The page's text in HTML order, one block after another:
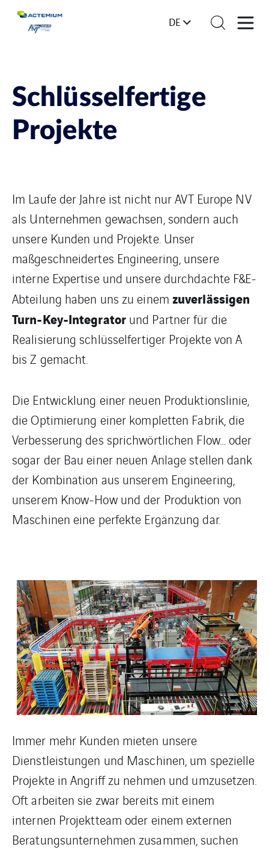
DE
Schlüsselfertige
Projekte
Im Laufe der Jahre ist nicht nur AVT Europe NV
als Unternehmen gewachsen, sondern auch
unsere Kunden und Projekte. Unser
maßgeschneidertes Engineering, unsere
interne Expertise und unsere durchdachte F&E-
Abteilung haben uns zu einem zuverlässigen
Turn-Key-Integratorund Partner für die
Realisierung schlüsselfertiger Projekte von A
bis Z gemacht.
Die Entwicklung einer neuen Produktionslinie,
die Optimierung einer kompletten Fabrik, die
Verbesserung des sprichwörtlichen Flow… oder
sogar der Bau einer neuen Anlage stellen dank
der Kombination aus unserem Engineering,
unserem Know-How und der Produktion von
Maschinen eine perfekte Ergänzung dar.
Immer mehr Kunden mieten unsere
Dienstleistungen und Maschinen, um spezielle
Projekte in Angriff zu nehmen und umzusetzen.
Oft arbeiten sie zwar bereits mit einem
internen Projektteam oder einem externen
Beratungsunternehmen zusammen, suchen